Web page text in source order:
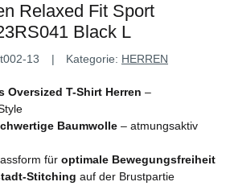
Relaxed Fit Sport
Black L
13 Kategorie: HERREN
Oversized T-Shirt Herren –
Baumwolle – atmungsaktiv
für optimale Bewegungsfreiheit
Stitching auf der Brustpartie